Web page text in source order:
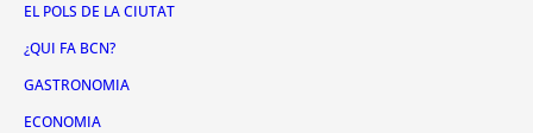
EL POLS DE LA CIUTAT
¿QUI FA BCN?
GASTRONOMIA
ECONOMIA